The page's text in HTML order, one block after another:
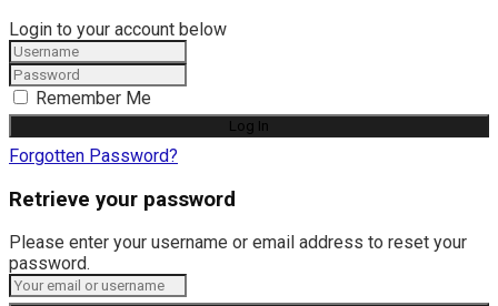
Login to your account below
Remember Me
Forgotten Password?
Retrieve your password
Please enter your username or email address to reset your
password.